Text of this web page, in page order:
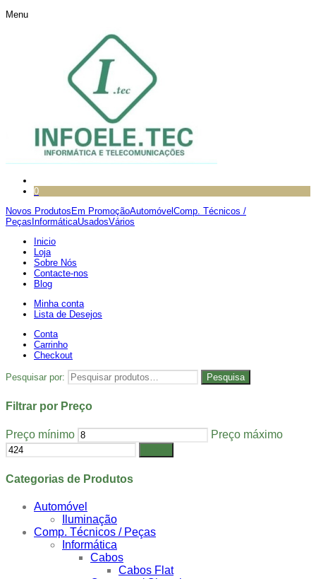
Menu
0
Novos Produtos Em PromoçãoAutomóvel Comp. Técnicos /
Peças InformáticaUsadosVários
Inicio
Loja
Sobre Nós
Contacte-nos
Blog
Minha conta
Lista de Desejos
Conta
Carrinho
Checkout
Pesquisar por: Pesquisa
Filtrar por Preço
Preço mínimo Preço máximo
Categorias de Produtos
Automóvel
Iluminação
Comp. Técnicos / Peças
Informática
Cabos
Cabos Flat